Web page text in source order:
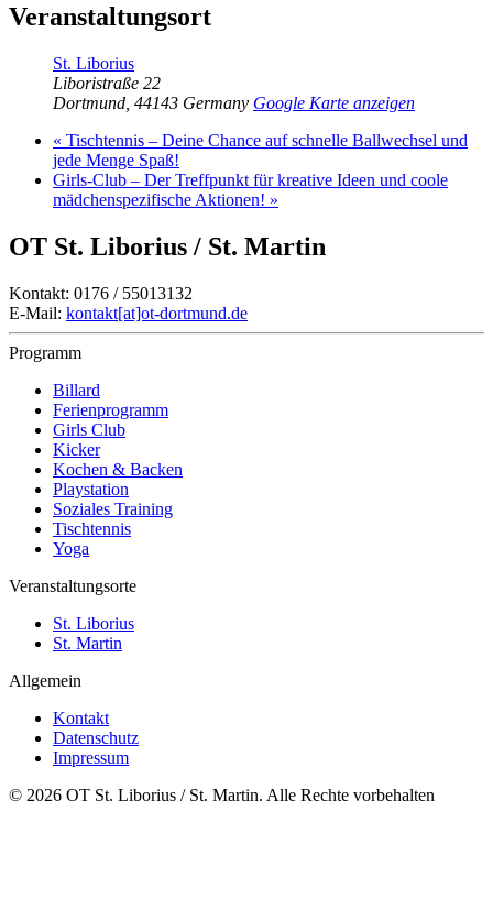
Veranstaltungsort
St. Liborius
Liboristraße 22
Dortmund 44143 Germany Google Karte anzeigen
« Tischtennis – Deine Chance auf schnelle Ballwechsel und
jede Menge Spaß!
Girls-Club – Der Treffpunkt für kreative Ideen und coole
mädchenspezifische Aktionen! »
OT St. Liborius / St. Martin
Kontakt: 0176 / 55013132
E-Mail: kontakt[at]ot-dortmund.de
Programm
Billard
Ferienprogramm
Girls Club
Kicker
Kochen & Backen
Playstation
Soziales Training
Tischtennis
Yoga
Veranstaltungsorte
St. Liborius
St. Martin
Allgemein
Kontakt
Datenschutz
Impressum
© 2026 OT St. Liborius / St. Martin. Alle Rechte vorbehalten